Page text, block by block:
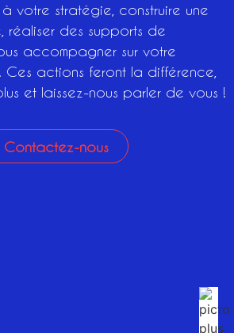
votre stratégie, construire une
réaliser des supports de
accompagner sur votre
actions feront la différence,
et laissez-nous parler de vous !
Contactez-nous